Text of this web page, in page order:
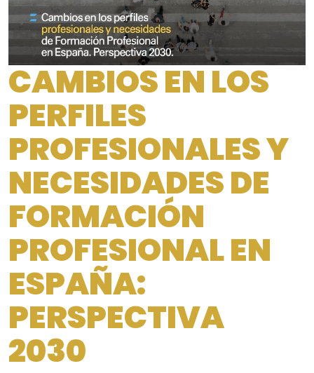
CAMBIOS EN LOS
PERFILES
PROFESIONALES Y
NECESIDADES DE
FORMACIÓN
PROFESIONAL EN
ESPAÑA:
PERSPECTIVA
2030